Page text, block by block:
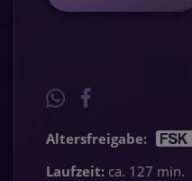
Altersfreigabe:
Laufzeit: ca. 127 min.